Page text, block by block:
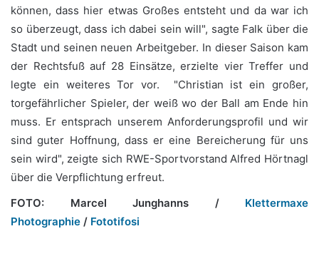
können, dass hier etwas Großes entsteht und da war ich
so überzeugt, dass ich dabei sein will", sagte Falk über die
Stadt und seinen neuen Arbeitgeber. In dieser Saison kam
der Rechtsfuß auf 28 Einsätze, erzielte vier Treffer und
legte ein weiteres Tor vor. "Christian ist ein großer,
torgefährlicher Spieler, der weiß wo der Ball am Ende hin
muss. Er entsprach unserem Anforderungsprofil und wir
sind guter Hoffnung, dass er eine Bereicherung für uns
sein wird", zeigte sich RWE-Sportvorstand Alfred Hörtnagl
über die Verpflichtung erfreut.
FOTO: Marcel Junghanns / Klettermaxe
Photographie / Fototifosi